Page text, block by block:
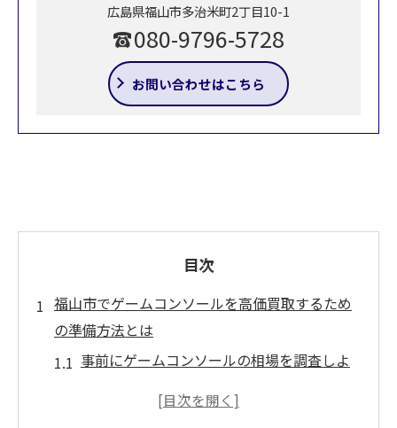
広島県福山市多治米町2丁目10-1
080-9796-5728
お問い合わせはこちら
目次
福山市でゲームコンソールを高価買取するため
の準備方法とは
事前にゲームコンソールの相場を調査しよ
買取前に必要な書類や付属品を確認しよう